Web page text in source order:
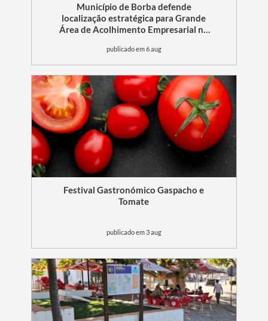
Município de Borba defende
localização estratégica para Grande
Área de Acolhimento Empresarial no
publicado em 6 aug
Festival Gastronómico Gaspacho e
Tomate
publicado em 3 aug